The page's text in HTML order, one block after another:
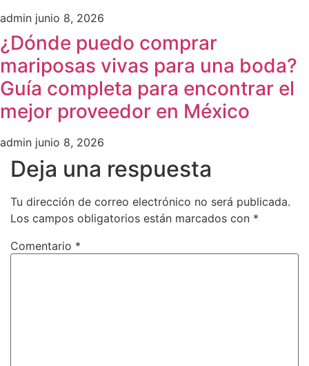
admin junio 8, 2026
¿Dónde puedo comprar
mariposas vivas para una boda?
Guía completa para encontrar el
mejor proveedor en México
admin junio 8, 2026
Deja una respuesta
Tu dirección de correo electrónico no será publicada.
Los campos obligatorios están marcados con *
Comentario *